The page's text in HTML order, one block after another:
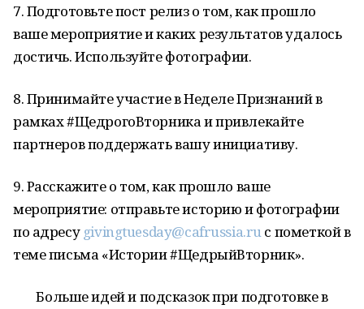
7. Подготовьте пост релиз о том, как прошло
ваше мероприятие и каких результатов удалось
достичь. Используйте фотографии.
8. Принимайте участие в Неделе Признаний в
рамках #ЩедрогоВторника и привлекайте
партнеров поддержать вашу инициативу.
9. Расскажите о том, как прошло ваше
мероприятие: отправьте историю и фотографии
по адресу givingtuesday@cafrussia.ruc пометкой в
теме письма «Истории #ЩедрыйВторник».
Больше идей и подсказок при подготовке в